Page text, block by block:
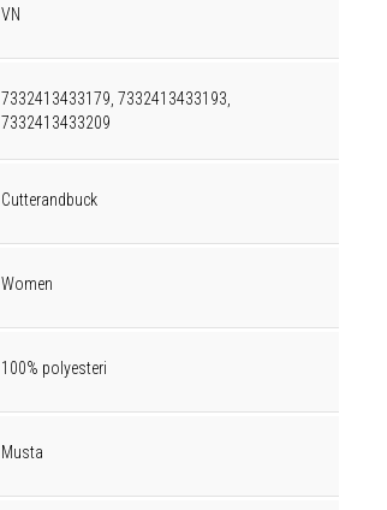
VN
7332413433179, 7332413433193,
7332413433209
Cutterandbuck
Women
100% polyesteri
Musta